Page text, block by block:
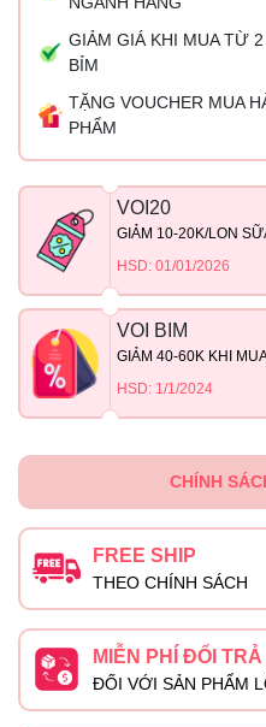
GIẢM GIÁ KHI MUA TỪ
BỈM
TẶNG VOUCHER MUA
PHẨM
VOI20
GIẢM 10-20K/LON
HSD: 01/01/2026
VOI BIM
GIẢM 40-60K KHI
HSD: 1/1/2024
CHÍNH
FREE SHIP
THEO CHÍNH SÁCH
MIỄN PHÍ ĐỔI TRẢ
ĐỐI VỚI SẢN PHẨM